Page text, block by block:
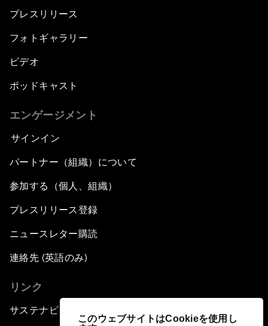
このウェブサイトはCookieを使用し
プレスリリース
フォトギャラリー
ビデオ
ポッドキャスト
エンゲージメント
サインイン
パートナー（組織）について
参加する（個人、組織）
プレスリリース登録
ニュースレター購読
連絡先 (英語のみ)
リンク
サステナビリティへの取り組み